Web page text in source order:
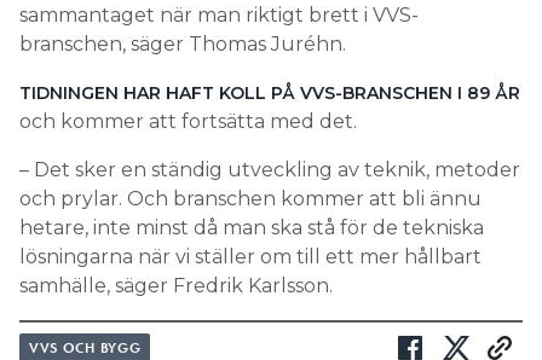
sammantaget när man riktigt brett i VVS-
branschen, säger Thomas Juréhn.
TIDNINGEN HAR HAFT KOLL PÅ VVS-BRANSCHEN I 89 ÅR
och kommer att fortsätta med det.
– Det sker en ständig utveckling av teknik, metoder
och prylar. Och branschen kommer att bli ännu
hetare, inte minst då man ska stå för de tekniska
lösningarna när vi ställer om till ett mer hållbart
samhälle, säger Fredrik Karlsson.
VVS OCH BYGG